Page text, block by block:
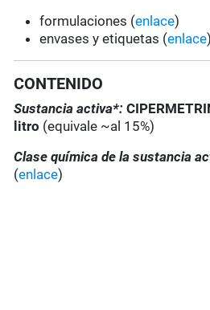
formulaciones (enlace)
envases y etiquetas (enlace)
CONTENIDO
Sustancia activa*:
litro (equivale ~al 15%)
Clase química de la sustancia
(enlace)